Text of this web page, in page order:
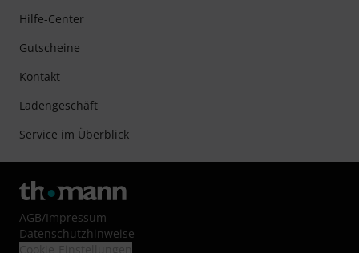
Hilfe-Center
Gutscheine
Kontakt
Ladengeschäft
Service im Überblick
AGB/Impressum
Datenschutzhinweise